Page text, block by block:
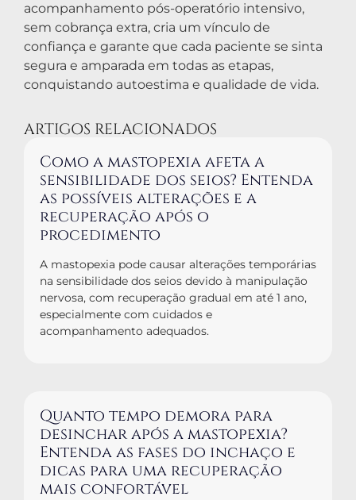
acompanhamento pós-operatório intensivo,
sem cobrança extra, cria um vínculo de
confiança e garante que cada paciente se sinta
segura e amparada em todas as etapas,
conquistando autoestima e qualidade de vida.
ARTIGOS RELACIONADOS
Como a mastopexia afeta a
sensibilidade dos seios? Entenda
as possíveis alterações e a
recuperação após o
procedimento
A mastopexia pode causar alterações temporárias
na sensibilidade dos seios devido à manipulação
nervosa, com recuperação gradual em até 1 ano,
especialmente com cuidados e
acompanhamento adequados.
Quanto tempo demora para
desinchar após a mastopexia?
Entenda as fases do inchaço e
dicas para uma recuperação
mais confortável